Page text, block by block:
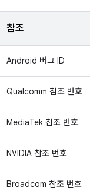
참조
Android 버그 ID
Qualcomm 참조 번호
MediaTek 참조 번호
NVIDIA 참조 번호
Broadcom 참조 번호